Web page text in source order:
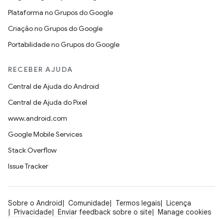
Plataforma no Grupos do Google
Criação no Grupos do Google
Portabilidade no Grupos do Google
RECEBER AJUDA
Central de Ajuda do Android
Central de Ajuda do Pixel
www.android.com
Google Mobile Services
Stack Overflow
Issue Tracker
Sobre o Android Comunidade Termos legais
Licença
Privacidade
Enviar feedback sobre o site Manage cookies